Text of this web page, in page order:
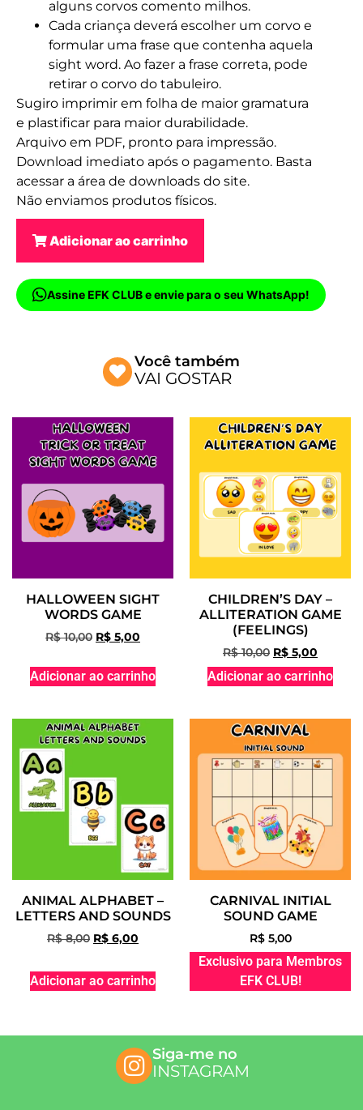
alguns corvos comento milhos.
Cada criança deverá escolher um corvo e
formular uma frase que contenha aquela
sight word. Ao fazer a frase correta, pode
retirar o corvo do tabuleiro.
Sugiro imprimir em folha de maior gramatura
e plastificar para maior durabilidade.
Arquivo em PDF, pronto para impressão.
Download imediato após o pagamento. Basta
acessar a área de downloads do site.
Não enviamos produtos físicos.
Adicionar ao carrinho
Assine EFK CLUB e envie para o seu WhatsApp!
Você também
VAI GOSTAR
HALLOWEEN SIGHT
WORDS GAME
R$10,00 R$ 5,00
Adicionar ao carrinho
CHILDREN’S DAY –
ALLITERATION GAME
(FEELINGS)
R$10,00 R$ 5,00
Adicionar ao carrinho
ANIMAL ALPHABET –
LETTERS AND SOUNDS
R$8,00 R$ 6,00
Adicionar ao carrinho
CARNIVAL INITIAL
SOUND GAME
R$5,00
Exclusivo para Membros
EFK CLUB!
Siga-me no
INSTAGRAM